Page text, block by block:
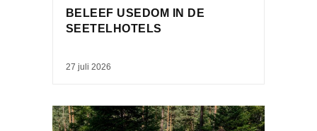
BELEEF USEDOM IN DE
SEETELHOTELS
27 juli 2026